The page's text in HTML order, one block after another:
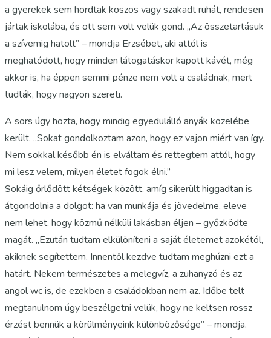
a gyerekek sem hordtak koszos vagy szakadt ruhát, rendesen
jártak iskolába, és ott sem volt velük gond. „Az összetartásuk
a szívemig hatolt” – mondja Erzsébet, aki attól is
meghatódott, hogy minden látogatáskor kapott kávét, még
akkor is, ha éppen semmi pénze nem volt a családnak, mert
tudták, hogy nagyon szereti.
A sors úgy hozta, hogy mindig egyedülálló anyák közelébe
került. „Sokat gondolkoztam azon, hogy ez vajon miért van így.
Nem sokkal később én is elváltam és rettegtem attól, hogy
mi lesz velem, milyen életet fogok élni.”
Sokáig őrlődött kétségek között, amíg sikerült higgadtan is
átgondolnia a dolgot: ha van munkája és jövedelme, eleve
nem lehet, hogy közmű nélküli lakásban éljen – győzködte
magát. „Ezután tudtam elkülöníteni a saját életemet azokétól,
akiknek segítettem. Innentől kezdve tudtam meghúzni ezt a
határt. Nekem természetes a melegvíz, a zuhanyzó és az
angol wc is, de ezekben a családokban nem az. Időbe telt
megtanulnom úgy beszélgetni velük, hogy ne keltsen rossz
érzést bennük a körülményeink különbözősége” – mondja.